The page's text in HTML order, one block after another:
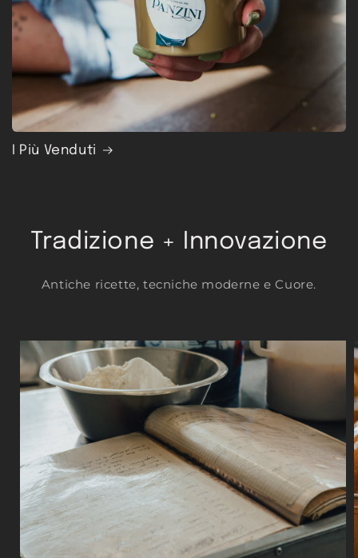
I Più Venduti
Tradizione + Innovazione
Antiche ricette, tecniche moderne e Cuore.